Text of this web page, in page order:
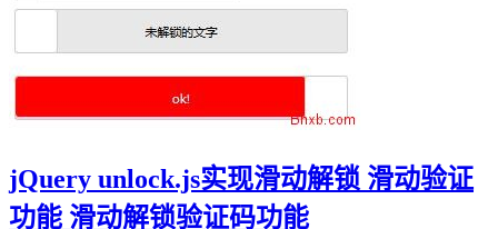
jQuery unlock.js实现滑动解锁 滑动验证
功能 滑动解锁验证码功能